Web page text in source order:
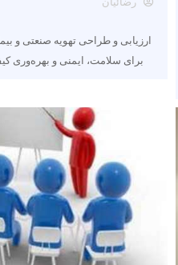
رضائیان
ارزیابی و طراحی تهویه صنعتی و
برای سلامت، ایمنی و بهره‌وری